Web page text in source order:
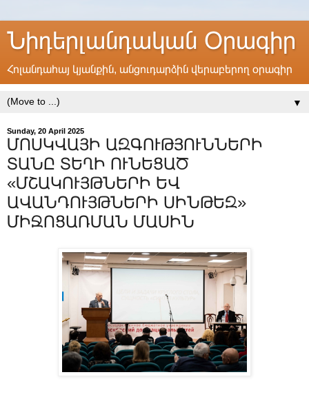
Նիդերլանդական Օրագիր
Հոլանդահայ կյանքին, անցուդարձին վերաբերող օրագիր
▼
Sunday, 20 April 2025
ՄՈՍԿՎԱՅԻ ԱԶԳՈՒԹՅՈՒՆՆԵՐԻ
ՏԱՆԸ ՏԵՂԻ ՈՒՆԵՑԱԾ
«ՄՇԱԿՈՒՅԹՆԵՐԻ ԵՎ
ԱՎԱՆԴՈՒՅԹՆԵՐԻ ՍԻՆԹԵԶ»
ՄԻՋՈՑԱՌՄԱՆ ՄԱՍԻՆ